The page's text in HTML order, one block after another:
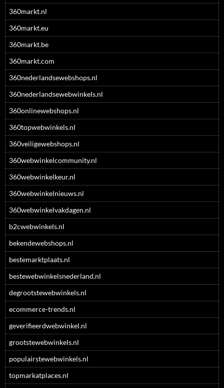
360markt.nl
360markt.eu
360markt.be
360markt.com
360nederlandsewebshops.nl
360nederlandsewebwinkels.nl
360onlinewebshops.nl
360topwebwinkels.nl
360veiligewebshops.nl
360webwinkelcommunity.nl
360webwinkelkeur.nl
360webwinkelnieuws.nl
360webwinkelvakdagen.nl
b2cwebwinkels.nl
bekendewebshops.nl
bestemarktplaats.nl
bestewebwinkelsnederland.nl
degrootstewebwinkels.nl
ecommerce-trends.nl
geverifieerdwebwinkel.nl
grootstewebwinkels.nl
populairstewebwinkels.nl
topmarkatplaces.nl